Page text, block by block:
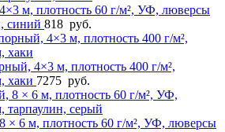
м, плотность 60 г/м², УФ, люверсы
синий 818 руб.
4×3 м, плотность 400 г/м²,
хаки 7275 руб.
× 6 м, плотность 60 г/м², УФ, люверсы